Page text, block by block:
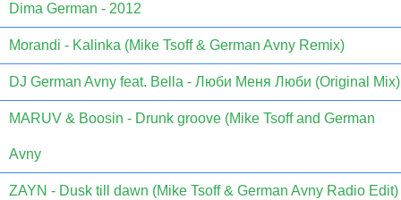
Dima German - 2012
Morandi - Kalinka (Mike Tsoff & German Avny Remix)
DJ German Avny feat. Bella - Люби Меня Люби (Original Mix)
MARUV & Boosin - Drunk groove (Mike Tsoff and German
Avny
ZAYN - Dusk till dawn (Mike Tsoff & German Avny Radio Edit)